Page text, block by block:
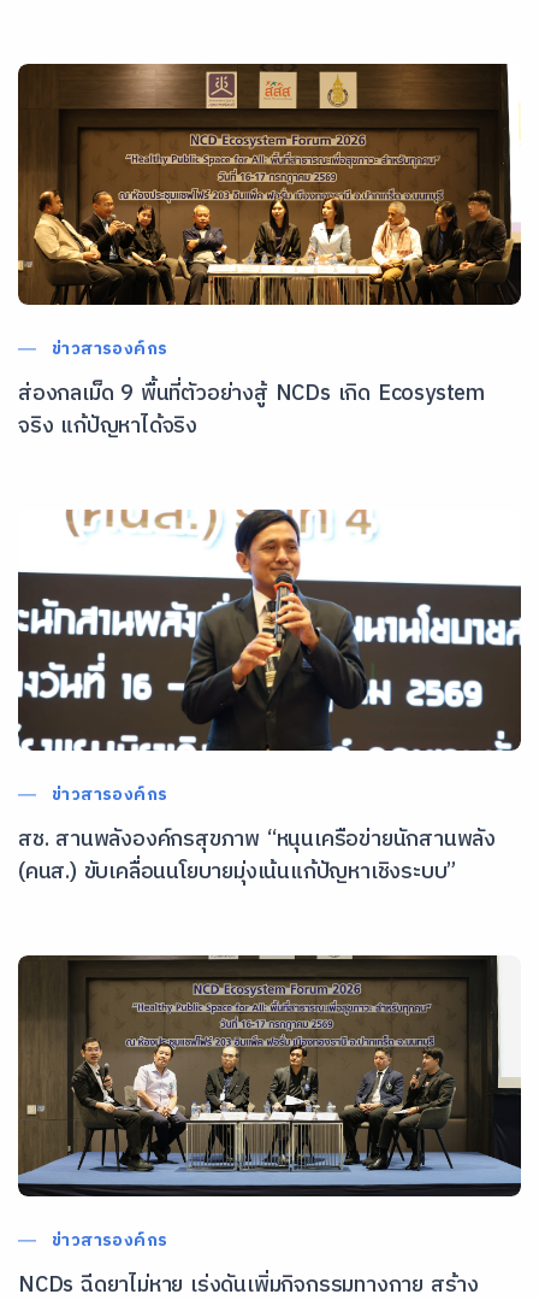
ข่าวสารองค์กร
ส่องกลเม็ด 9 พื้นที่ตัวอย่างสู้ NCDs เกิด Ecosystem
จริง แก้ปัญหาได้จริง
ข่าวสารองค์กร
สช. สานพลังองค์กรสุขภาพ “หนุนเครือข่ายนักสานพลัง
(คนส.) ขับเคลื่อนนโยบายมุ่งเน้นแก้ปัญหาเชิงระบบ”
ข่าวสารองค์กร
NCDs ฉีดยาไม่หาย เร่งดันเพิ่มกิจกรรมทางกาย สร้าง